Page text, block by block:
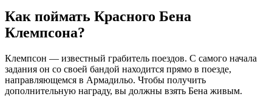
Как поймать Красного Бена
Клемпсона?
Клемпсон — известный грабитель поездов. С самого начала
задания он со своей бандой находится прямо в поезде,
направляющемся в Армадильо. Чтобы получить
дополнительную награду, вы должны взять Бена живым.